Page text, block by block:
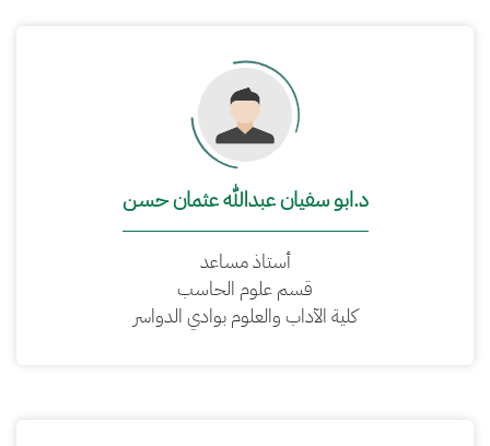
د.ابو سفيان عبدالله عثمان حسن
أستاذ مساعد
قسم علوم الحاسب
كلية الآداب والعلوم بوادي الدواسر